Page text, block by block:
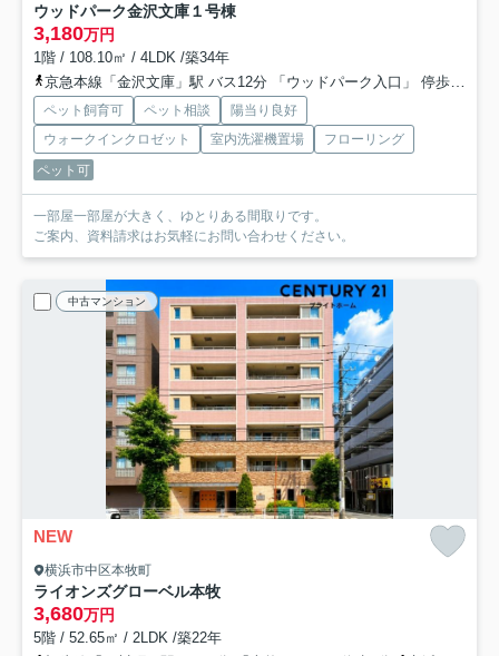
ウッドパーク金沢文庫１号棟
3,180万円
1階 / 108.10㎡ / 4LDK /築34年
京急本線「金沢文庫」駅 バス12分 「ウッドパーク入口」 停歩1分
ペット飼育可 ペット相談
陽当り良好
ウォークインクロゼット
室内洗濯機置場
フローリング
ペット可
一部屋一部屋が大きく、ゆとりある間取りです。
ご案内、資料請求はお気軽にお問い合わせください。
中古マンション
NEW
横浜市中区本牧町
ライオンズグローベル本牧
3,680万円
5階 / 52.65㎡ / 2LDK /築22年